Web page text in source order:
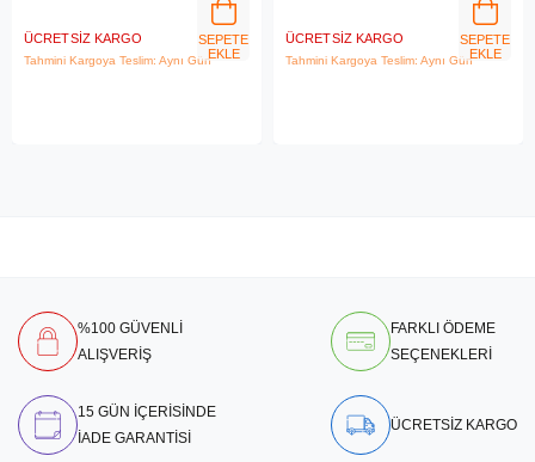
ÜCRETSIZ KARGO
Tahmini Kargoya Teslim: Aynı Gün
SEPETE
EKLE
ÜCRETSIZ KARGO
Tahmini Kargoya Teslim: Aynı Gün
SEPETE
EKLE
%100 GÜVENLİ
ALIŞVERİŞ
FARKLI ÖDEME
SEÇENEKLERİ
15 GÜN İÇERİSİNDE
İADE GARANTİSİ
ÜCRETSİZ KARGO